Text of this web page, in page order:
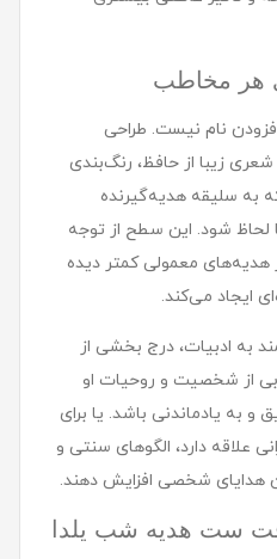
هر مخاطب
نام نیست. طراحی
زیبا از حافظ، رنگ‌بندی
به سلیقه هدیه‌گیرنده
لحاظ شود. این سطح از توجه
معمولی کمتر دیده
ایجاد می‌کند.
به ادبیات، درج بخشی از
از شخصیت و روحیات او
به یادماندنی باشد. یا برای
علاقه دارد، الگوهای سنتی و
هدایای شخصی افزایش دهند.
ست هدیه شب یلدا